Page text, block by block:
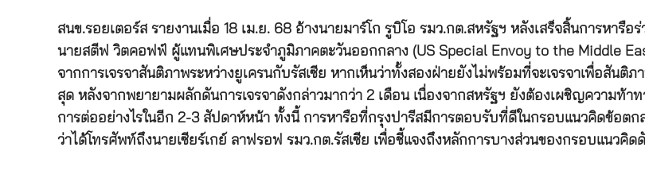
สนข.รอยเตอร์ส รายงานเมื่อ 18 เม.ย. 68 อ้างนายมาร์โก รูบิโอ รมว.กต.สหรัฐฯ หลังเสร็จสิ้นการหารื
นายสตีฟ วิตคอฟฟ์ ผู้แทนพิเศษประจำภูมิภาคตะวันออกกลาง (US Special Envoy to the Middle
จากการเจรจาสันติภาพระหว่างยูเครนกับรัสเซีย หากเห็นว่าทั้งสองฝ่ายยังไม่พร้อมที่จะเจรจาเพื่อสันติ
สุด หลังจากพยายามผลักดันการเจรจาดังกล่าวมากว่า 2 เดือน เนื่องจากสหรัฐฯ ยังต้องเผชิญความท้า
การต่ออย่างไรในอีก 2-3 สัปดาห์หน้า ทั้งนี้ การหารือที่กรุงปารีสมีการตอบรับที่ดีในกรอบแนวคิดข้อต
ว่าได้โทรศัพท์ถึงนายเซียร์เกย์ ลาฟรอฟ รมว.กต.รัสเซีย เพื่อชี้แจงถึงหลักการบางส่วนของกรอบแนวคิด